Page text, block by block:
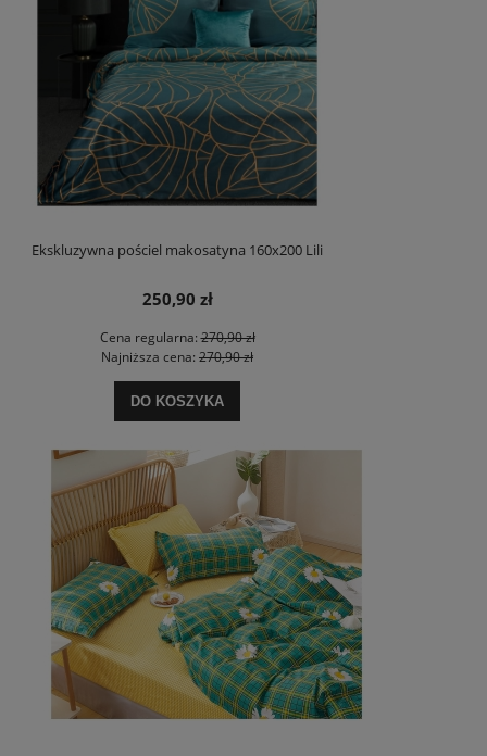
Ekskluzywna pościel makosatyna 160x200 Lili
250,90 zł
Cena regularna:270,90 zł
Najniższa cena: 270,90 zł
DO KOSZYKA